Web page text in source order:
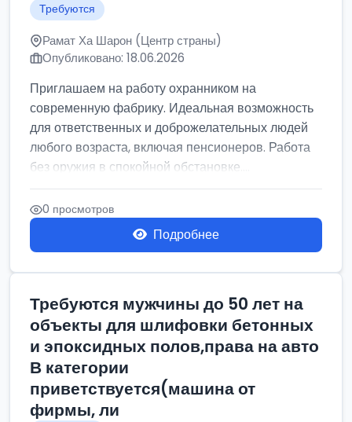
Требуются
Рамат Ха Шарон (Центр страны)
Опубликовано: 18.06.2026
Приглашаем на работу охранником на
современную фабрику. Идеальная возможность
для ответственных и доброжелательных людей
любого возраста, включая пенсионеров. Работа
без оружия в спокойной обстановке....
0 просмотров
Подробнее
Требуются мужчины до 50 лет на
объекты для шлифовки бетонных
и эпоксидных полов,права на авто
В категории
приветствуется(машина от
фирмы, ли